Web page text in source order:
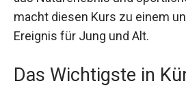
Kombination aus
Herausforderung macht diesen
unvergesslichen Ereignis für
Das Wichtigste in